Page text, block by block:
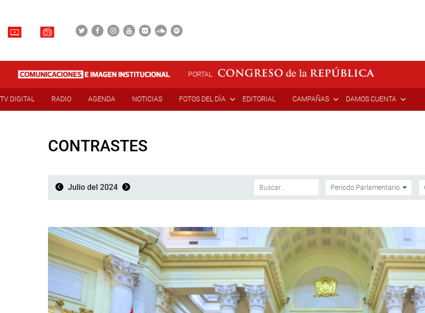
PORTAL
TV DIGITAL RADIO AGENDA NOTICIAS FOTOS DEL DÍA EDITORIAL CAMPAÑAS DAMOS CUENTA
CONTRASTES
Julio del 2024